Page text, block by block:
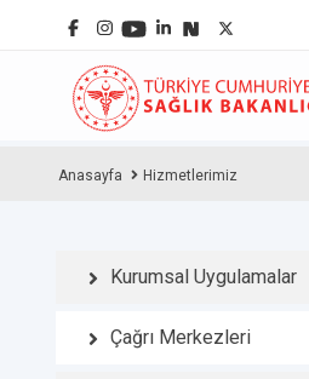
Anasayfa Hizmetlerimiz
Kurumsal Uygulamalar
Çağrı Merkezleri